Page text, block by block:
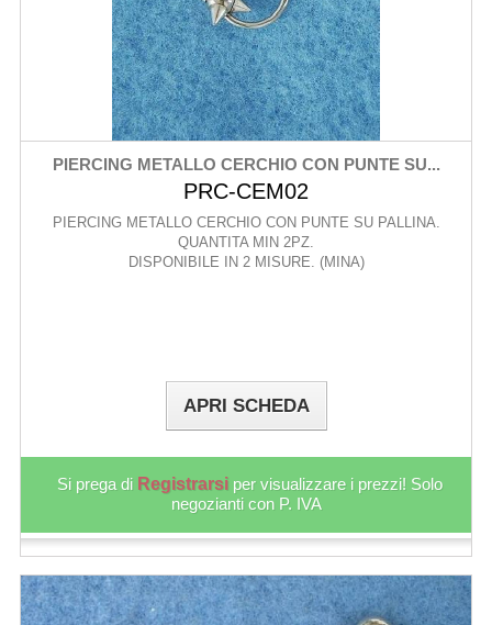
PIERCING METALLO CERCHIO CON PUNTE SU...
PRC-CEM02
PIERCING METALLO CERCHIO CON PUNTE SU PALLINA.
QUANTITA MIN 2PZ.
DISPONIBILE IN 2 MISURE. (MINA)
APRI SCHEDA
Si prega di Registrarsi per visualizzare i prezzi! Solo
negozianti con P. IVA